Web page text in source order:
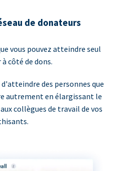
de donateurs
vous pouvez atteindre seul
côté de dons.
des personnes que
autrement en élargissant le
collègues de travail de vos